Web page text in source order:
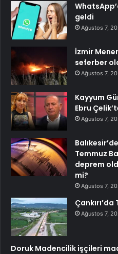
geldi
Ağustos 7,
İzmir
seferber
Ağustos 7,
Kayyum
Ebru
Ağustos 7,
Temmuz
deprem
mi?
Ağustos 7,
Ağustos 7,
Doruk Madencilik işçileri